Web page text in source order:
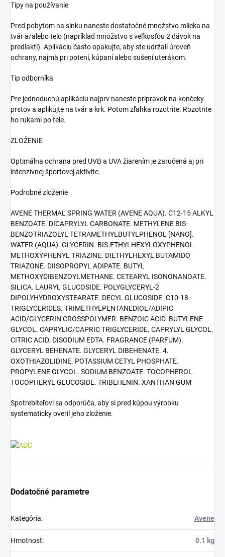
Tipy na používanie
Pred pobytom na slnku naneste dostatočné množstvo mlieka na
tvár a/alebo telo (napríklad množstvo s veľkosťou 2 dávok na
predlaktí). Aplikáciu často opakujte, aby ste udržali úroveň
ochrany, najmä pri potení, kúpaní alebo sušení uterákom.
Tip odborníka
Pre jednoduchú aplikáciu najprv naneste prípravok na končeky
prstov a aplikujte na tvár a krk. Potom zľahka rozotrite. Rozotrite
ho rukami po tele.
ZLOŽENIE
Optimálna ochrana pred UVB a UVA žiarením je zaručená aj pri
intenzívnej športovej aktivite.
Podrobné zloženie
AVENE THERMAL SPRING WATER (AVENE AQUA). C12-15 ALKYL
BENZOATE. DICAPRYLYL CARBONATE. METHYLENE BIS-
BENZOTRIAZOLYL TETRAMETHYLBUTYLPHENOL [NANO].
WATER (AQUA). GLYCERIN. BIS-ETHYLHEXYLOXYPHENOL
METHOXYPHENYL TRIAZINE. DIETHYLHEXYL BUTAMIDO
TRIAZONE. DIISOPROPYL ADIPATE. BUTYL
METHOXYDIBENZOYLMETHANE. CETEARYL ISONONANOATE.
SILICA. LAURYL GLUCOSIDE. POLYGLYCERYL-2
DIPOLYHYDROXYSTEARATE. DECYL GLUCOSIDE. C10-18
TRIGLYCERIDES. TRIMETHYLPENTANEDIOL/ADIPIC
ACID/GLYCERIN CROSSPOLYMER. BENZOIC ACID. BUTYLENE
GLYCOL. CAPRYLIC/CAPRIC TRIGLYCERIDE. CAPRYLYL GLYCOL.
CITRIC ACID. DISODIUM EDTA. FRAGRANCE (PARFUM).
GLYCERYL BEHENATE. GLYCERYL DIBEHENATE. 4.
OXOTHIAZOLIDINE. POTASSIUM CETYL PHOSPHATE.
PROPYLENE GLYCOL. SODIUM BENZOATE. TOCOPHEROL.
TOCOPHERYL GLUCOSIDE. TRIBEHENIN. XANTHAN GUM
Spotrebiteľovi sa odporúča, aby si pred kúpou výrobku
systematicky overil jeho zloženie.
Dodatočné parametre
Kategória: Avene
Hmotnosť: 0.1 kg